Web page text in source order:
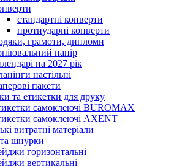
стандартні конверти
протиударні конверти
грамоти, дипломи
папір
на 2027 рік
настільні
пакети
та етикетки для друку
самоклеючі BUROMAX
самоклеючі AXENT
витратні матеріали
шнурки
горизонтальні
вертикальні